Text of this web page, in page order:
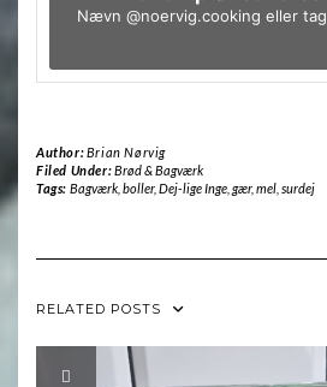
Nævn @noervig.cooking eller tag
Author:Brian Nørvig
Filed Under:Brød & Bagværk
Tags: Bagværk, boller, Dej-lige Inge, gær, mel, surdej
RELATED POSTS